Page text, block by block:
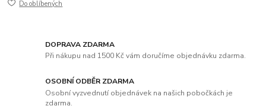
Do oblíbených
DOPRAVA ZDARMA
Při nákupu nad 1500 Kč vám doručíme objednávku zdarma.
OSOBNÍ ODBĚR ZDARMA
Osobní vyzvednutí objednávek na našich pobočkách je
zdarma.